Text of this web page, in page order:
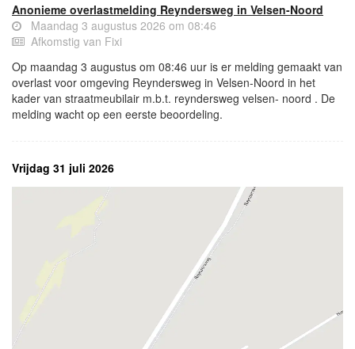
Anonieme overlastmelding Reyndersweg in Velsen-Noord
Maandag 3 augustus 2026 om 08:46
Afkomstig van Fixi
Op maandag 3 augustus om 08:46 uur is er melding gemaakt van
overlast voor omgeving Reyndersweg in Velsen-Noord in het
kader van straatmeubilair m.b.t. reyndersweg velsen- noord . De
melding wacht op een eerste beoordeling.
Vrijdag 31 juli 2026